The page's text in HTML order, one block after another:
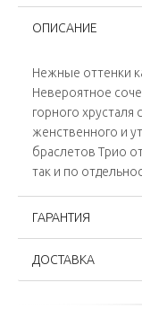
ОПИСАНИЕ
Нежные оттенки
Невероятное
горного
женственного и
браслетов Трио
так и по
ГАРАНТИЯ
ДОСТАВКА